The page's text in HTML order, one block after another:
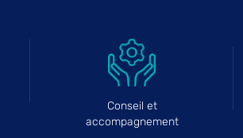
Conseil et
accompagnement